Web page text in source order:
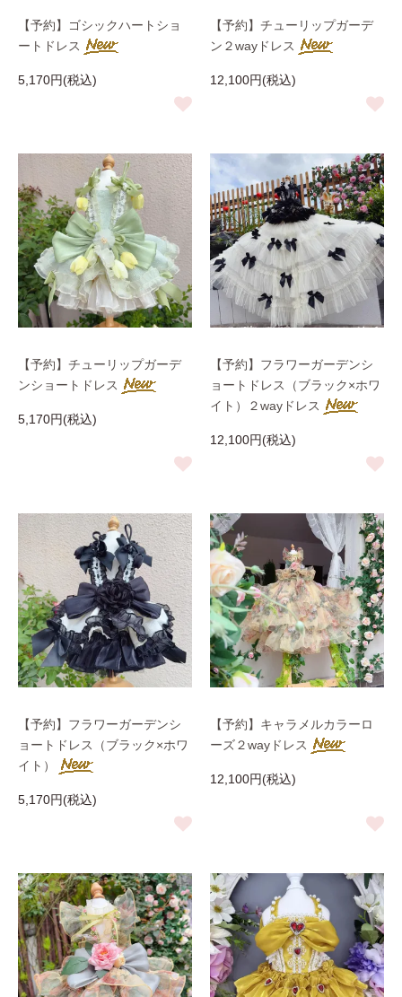
【予約】ゴシックハートショ
ートドレス
5,170円(税込)
【予約】チューリップガーデ
ン２wayドレス
12,100円(税込)
【予約】チューリップガーデ
ンショートドレス
5,170円(税込)
【予約】フラワーガーデンシ
ョートドレス（ブラック×ホワ
イト）２wayドレス
12,100円(税込)
【予約】フラワーガーデンシ
ョートドレス（ブラック×ホワ
イト）
5,170円(税込)
【予約】キャラメルカラーロ
ーズ２wayドレス
12,100円(税込)